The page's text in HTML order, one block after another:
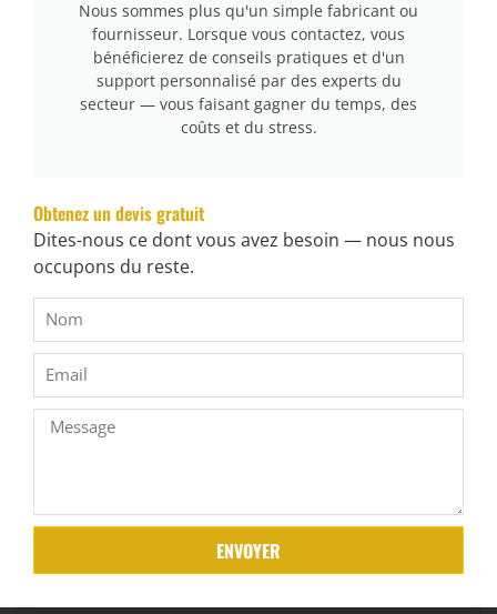
Comment Choisir La Bonne Machine À Bordure De Tapis
De Matelas ?
Étape 1 : Connaître Votre Échelle De Production
Nous sommes plus qu'un simple fabricant ou
fournisseur. Lorsque vous contactez, vous
bénéficierez de conseils pratiques et d'un
support personnalisé par des experts du
secteur — vous faisant gagner du temps, des
coûts et du stress.
Obtenez un devis gratuit
Dites-nous ce dont vous avez besoin — nous nous
occupons du reste.
ENVOYER